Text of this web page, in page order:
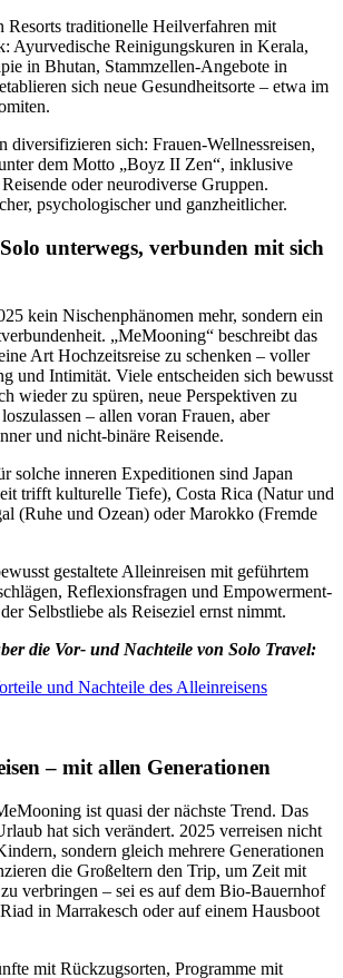
Resorts traditionelle Heilverfahren mit
Ayurvedische Reinigungskuren in Kerala,
in Bhutan, Stammzellen-Angebote in
sich neue Gesundheitsorte – etwa im
diversifizieren sich: Frauen-Wellnessreisen,
dem Motto „Boyz II Zen“, inklusive
oder neurodiverse Gruppen.
psychologischer und ganzheitlicher.
unterwegs, verbunden mit sich
kein Nischenphänomen mehr, sondern ein
„MeMooning“ beschreibt das
Art Hochzeitsreise zu schenken – voller
und Intimität. Viele entscheiden sich bewusst
wieder zu spüren, neue Perspektiven zu
– allen voran Frauen, aber
und nicht-binäre Reisende.
solche inneren Expeditionen sind Japan
trifft kulturelle Tiefe), Costa Rica (Natur und
(Ruhe und Ozean) oder Marokko (Fremde
gestaltete Alleinreisen mit geführtem
Reflexionsfragen und Empowerment-
Selbstliebe als Reiseziel ernst nimmt.
die Vor- und Nachteile von Solo Travel:
und Nachteile des Alleinreisens
– mit allen Generationen
ist quasi der nächste Trend. Das
hat sich verändert. 2025 verreisen nicht
sondern gleich mehrere Generationen
die Großeltern den Trip, um Zeit mit
verbringen – sei es auf dem Bio-Bauernhof
in Marrakesch oder auf einem Hausboot
mit Rückzugsorten, Programme mit